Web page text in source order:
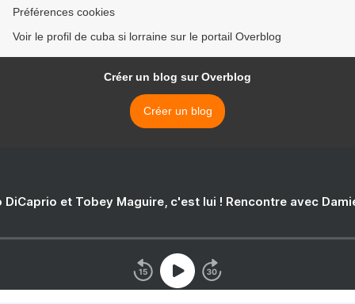
Préférences cookies
Voir le profil de cuba si lorraine sur le portail Overblog
Créer un blog sur Overblog
Créer un blog
DiCaprio et Tobey Maguire, c'est lui ! Rencontre avec